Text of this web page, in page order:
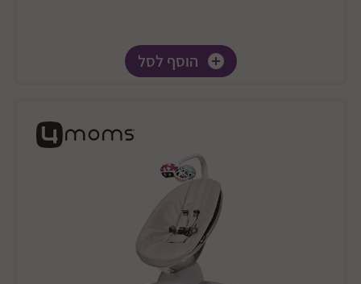
הוסף לסל